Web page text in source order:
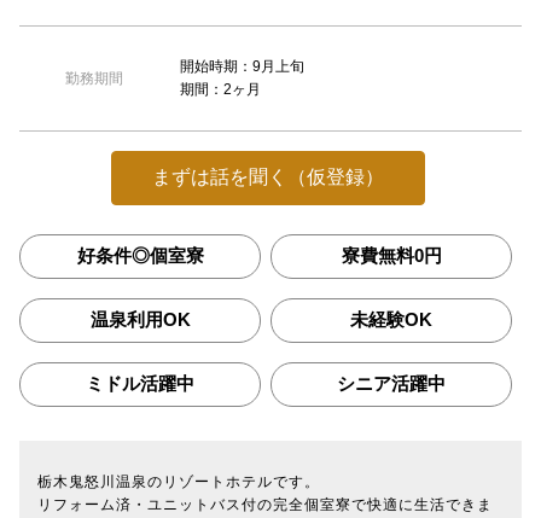
勤務期間
開始時期：9月上旬
期間：2ヶ月
まずは話を聞く（仮登録）
好条件◎個室寮 寮費無料0円
温泉利用OK 未経験OK
ミドル活躍中 シニア活躍中
栃木鬼怒川温泉のリゾートホテルです。
リフォーム済・ユニットバス付の完全個室寮で快適に生活できま